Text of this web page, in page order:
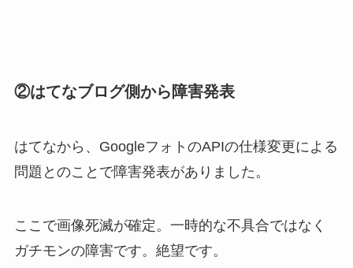
②はてなブログ側から障害発表
はてなから、GoogleフォトのAPIの仕様変更による
問題とのことで障害発表がありました。
ここで画像死滅が確定。一時的な不具合ではなく
ガチモンの障害です。絶望です。